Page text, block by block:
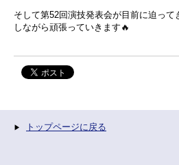
そして第52回演技発表会が目前に迫って
しながら頑張っていきます🔥
トップページに戻る